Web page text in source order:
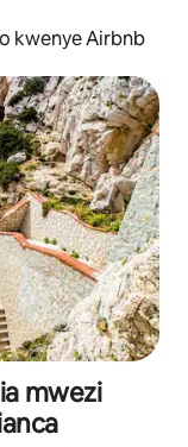
kwenye Airbnb
mwezi